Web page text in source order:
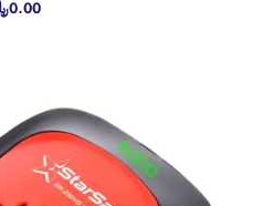
0.00